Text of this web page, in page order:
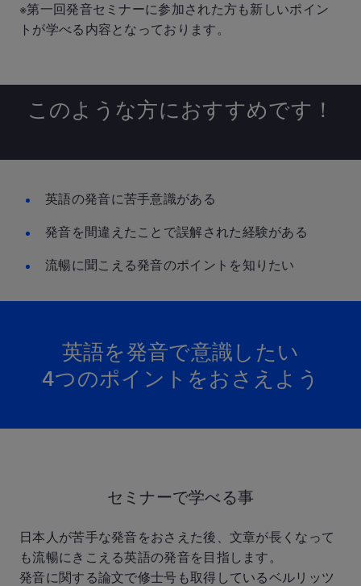
※第一回発音セミナーに参加された方も新しいポイン
トが学べる内容となっております。
このような方におすすめです！
英語の発音に苦手意識がある
発音を間違えたことで誤解された経験がある
流暢に聞こえる発音のポイントを知りたい
英語を発音で意識したい
4つのポイントをおさえよう
セミナーで学べる事
日本人が苦手な発音をおさえた後、文章が長くなって
も流暢にきこえる英語の発音を目指します。
発音に関する論文で修士号も取得しているベルリッツ